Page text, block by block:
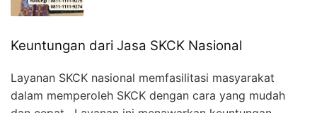
Keuntungan dari Jasa SKCK Nasional
Layanan SKCK nasional memfasilitasi masyarakat
dalam memperoleh SKCK dengan cara yang mudah